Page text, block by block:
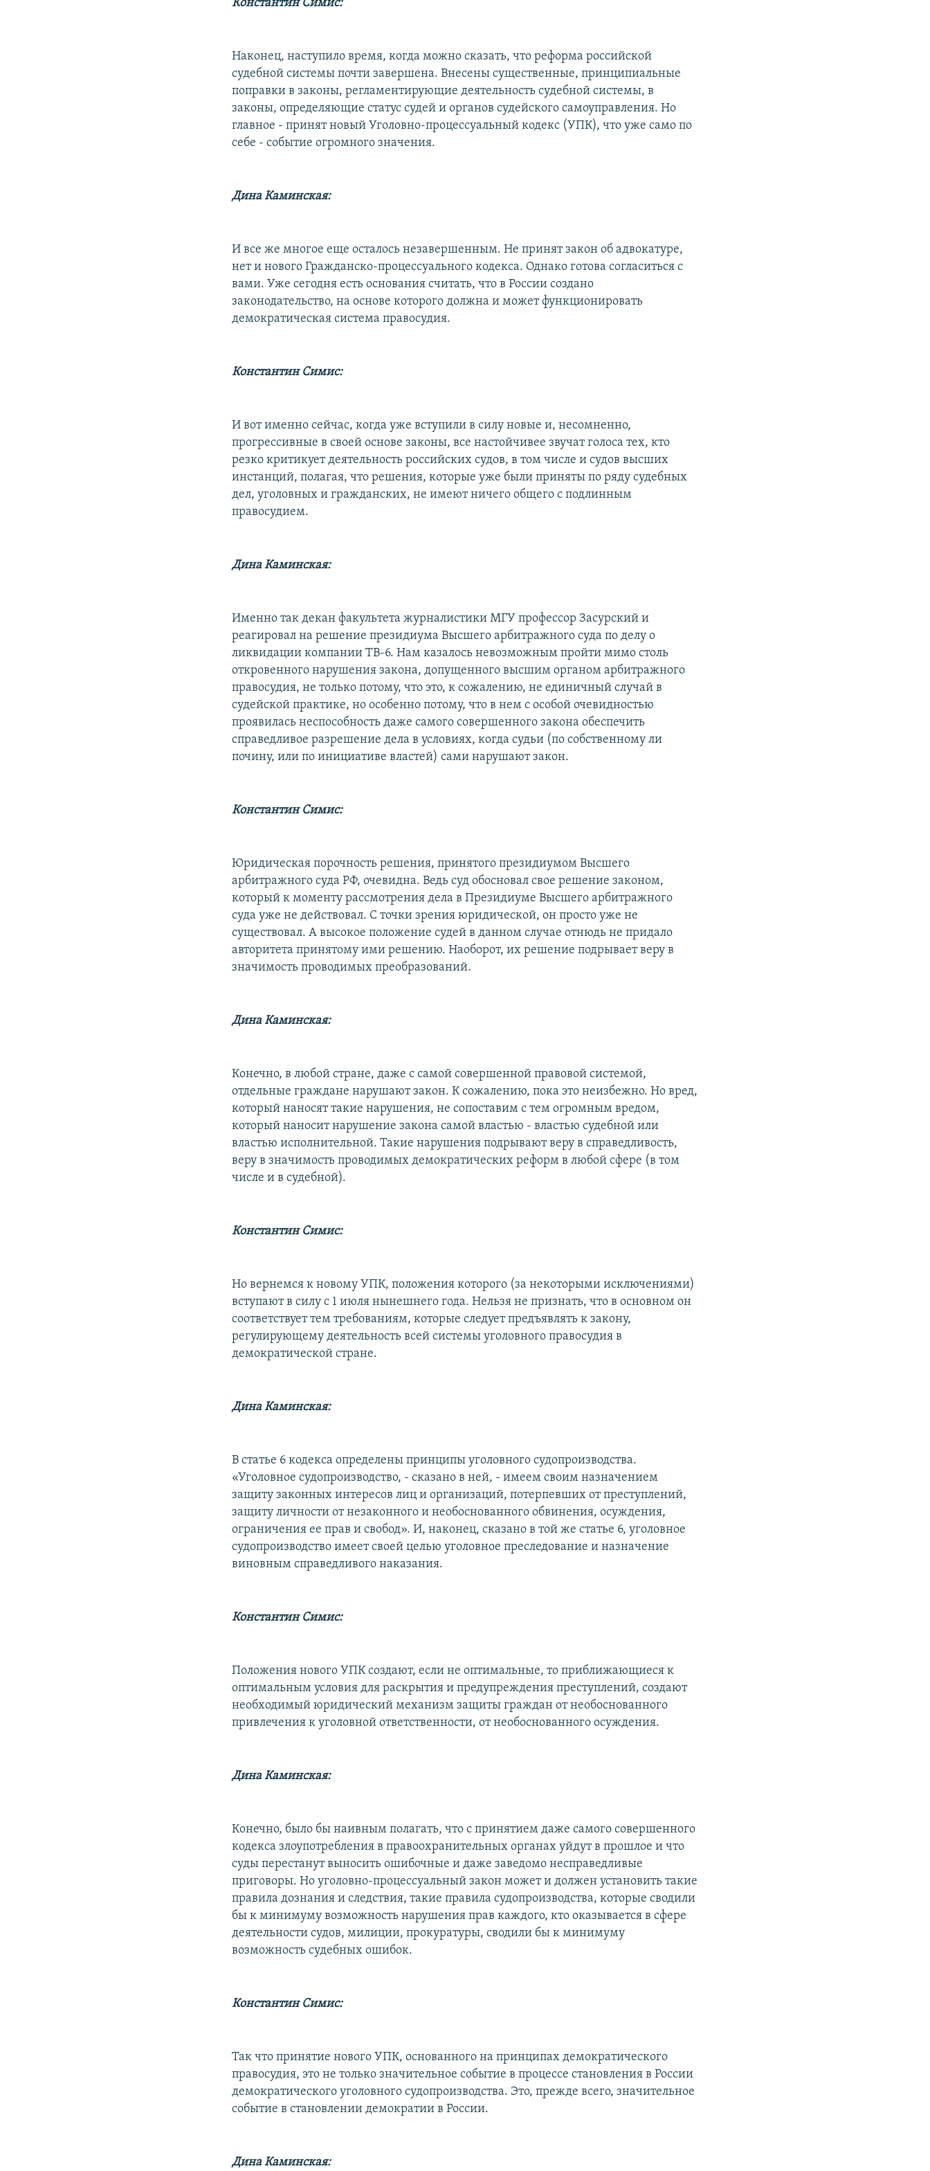
Константин Симис:
Наконец, наступило время, когда можно сказать, что реформа российской
судебной системы почти завершена. Внесены существенные, принципиальные
поправки в законы, регламентирующие деятельность судебной системы, в
законы, определяющие статус судей и органов судейского самоуправления. Но
главное - принят новый Уголовно-процессуальный кодекс (УПК), что уже само по
себе - событие огромного значения.
Дина Каминская:
И все же многое еще осталось незавершенным. Не принят закон об адвокатуре,
нет и нового Гражданско-процессуального кодекса. Однако готова согласиться с
вами. Уже сегодня есть основания считать, что в России создано
законодательство, на основе которого должна и может функционировать
демократическая система правосудия.
Константин Симис:
И вот именно сейчас, когда уже вступили в силу новые и, несомненно,
прогрессивные в своей основе законы, все настойчивее звучат голоса тех, кто
резко критикует деятельность российских судов, в том числе и судов высших
инстанций, полагая, что решения, которые уже были приняты по ряду судебных
дел, уголовных и гражданских, не имеют ничего общего с подлинным
правосудием.
Дина Каминская:
Именно так декан факультета журналистики МГУ профессор Засурский и
реагировал на решение президиума Высшего арбитражного суда по делу о
ликвидации компании ТВ-6. Нам казалось невозможным пройти мимо столь
откровенного нарушения закона, допущенного высшим органом арбитражного
правосудия, не только потому, что это, к сожалению, не единичный случай в
судейской практике, но особенно потому, что в нем с особой очевидностью
проявилась неспособность даже самого совершенного закона обеспечить
справедливое разрешение дела в условиях, когда судьи (по собственному ли
почину, или по инициативе властей) сами нарушают закон.
Константин Симис:
Юридическая порочность решения, принятого президиумом Высшего
арбитражного суда РФ, очевидна. Ведь суд обосновал свое решение законом,
который к моменту рассмотрения дела в Президиуме Высшего арбитражного
суда уже не действовал. С точки зрения юридической, он просто уже не
существовал. А высокое положение судей в данном случае отнюдь не придало
авторитета принятому ими решению. Наоборот, их решение подрывает веру в
значимость проводимых преобразований.
Дина Каминская:
Конечно, в любой стране, даже с самой совершенной правовой системой,
отдельные граждане нарушают закон. К сожалению, пока это неизбежно. Но вред,
который наносят такие нарушения, не сопоставим с тем огромным вредом,
который наносит нарушение закона самой властью - властью судебной или
властью исполнительной. Такие нарушения подрывают веру в справедливость,
веру в значимость проводимых демократических реформ в любой сфере (в том
числе и в судебной).
Константин Симис:
Но вернемся к новому УПК, положения которого (за некоторыми исключениями)
вступают в силу с 1 июля нынешнего года. Нельзя не признать, что в основном он
соответствует тем требованиям, которые следует предъявлять к закону,
регулирующему деятельность всей системы уголовного правосудия в
демократической стране.
Дина Каминская:
В статье 6 кодекса определены принципы уголовного судопроизводства.
«Уголовное судопроизводство, - сказано в ней, - имеем своим назначением
защиту законных интересов лиц и организаций, потерпевших от преступлений,
защиту личности от незаконного и необоснованного обвинения, осуждения,
ограничения ее прав и свобод». И, наконец, сказано в той же статье 6, уголовное
судопроизводство имеет своей целью уголовное преследование и назначение
виновным справедливого наказания.
Константин Симис:
Положения нового УПК создают, если не оптимальные, то приближающиеся к
оптимальным условия для раскрытия и предупреждения преступлений, создают
необходимый юридический механизм защиты граждан от необоснованного
привлечения к уголовной ответственности, от необоснованного осуждения.
Дина Каминская:
Конечно, было бы наивным полагать, что с принятием даже самого совершенного
кодекса злоупотребления в правоохранительных органах уйдут в прошлое и что
суды перестанут выносить ошибочные и даже заведомо несправедливые
приговоры. Но уголовно-процессуальный закон может и должен установить такие
правила дознания и следствия, такие правила судопроизводства, которые сводили
бы к минимуму возможность нарушения прав каждого, кто оказывается в сфере
деятельности судов, милиции, прокуратуры, сводили бы к минимуму
возможность судебных ошибок.
Константин Симис:
Так что принятие нового УПК, основанного на принципах демократического
правосудия, это не только значительное событие в процессе становления в России
демократического уголовного судопроизводства. Это, прежде всего, значительное
событие в становлении демократии в России.
Дина Каминская: